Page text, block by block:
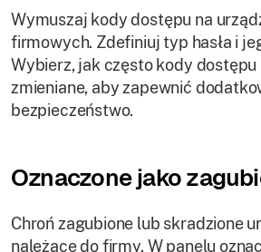
Wymuszaj kody dostępu na
firmowych. Zdefiniuj typ hasła i
Wybierz, jak często kody
zmieniane, aby zapewnić
bezpieczeństwo.
Oznaczone jako
Chroń zagubione lub skradzione
należące do firmy. W panelu